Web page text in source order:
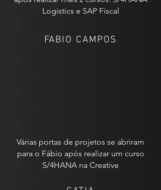
Logistics e SAP Fiscal
FABIO CAMPOS
Várias portas de projetos se abriram
para o Fábio após realizar um curso
S/4HANA na Creative